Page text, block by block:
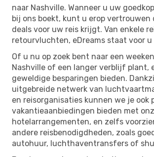
naar Nashville. Wanneer u uw
bij ons boekt, kunt u erop vertrouwen
deals voor uw reis krijgt. Van enkele
retourvluchten, eDreams staat voor u
Of u nu op zoek bent naar een
Nashville of een langer verblijf plant,
geweldige besparingen bieden.
uitgebreide netwerk van
en reisorganisaties kunnen we je ook
vakantieaanbiedingen bieden met
hotelarrangementen, en zelfs
andere reisbenodigdheden, zoals
autohuur, luchthaventransfers of